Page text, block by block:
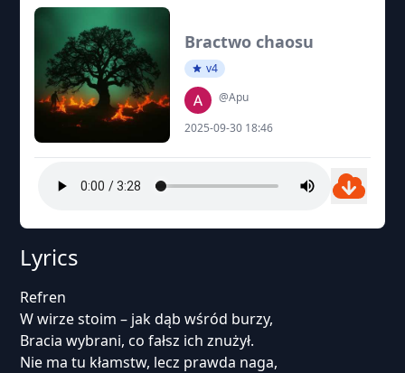
Bractwo chaosu
v4
@Apu
2025-09-30 18:46
Lyrics
Refren
W wirze stoim – jak dąb wśród burzy,
Bracia wybrani, co fałsz ich znużył.
Nie ma tu kłamstw, lecz prawda naga,